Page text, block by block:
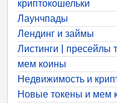
криптокошельки
Лаунчпады
Лендинг и займы
Листинги | пресейлы
мем коины
Недвижимость и
Новые токены и мем